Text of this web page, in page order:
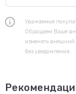
Уважаемые
Обращаем Ваше
изменять внешний
без уведомления.